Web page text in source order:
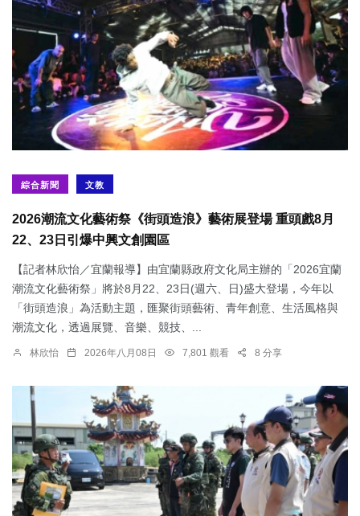
綜合新聞 文教
2026潮流文化藝術祭《街頭造浪》藝術展登場 重頭戲8月
22、23日引爆中興文創園區
【記者林欣怡／宜蘭報導】由宜蘭縣政府文化局主辦的「2026宜蘭
潮流文化藝術祭」將於8月22、23日(週六、日)盛大登場，今年以
「街頭造浪」為活動主題，匯聚街頭藝術、青年創意、生活風格與
潮流文化，透過展覽、音樂、競技、...
林欣怡 2026年八月08日 7,801 觀看 8 分享